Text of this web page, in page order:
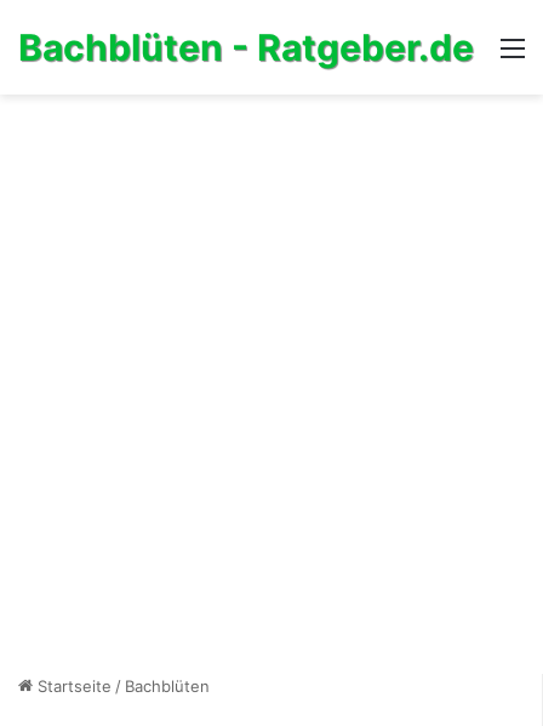
Bachblüten - Ratgeber.de
Startseite / Bachblüten